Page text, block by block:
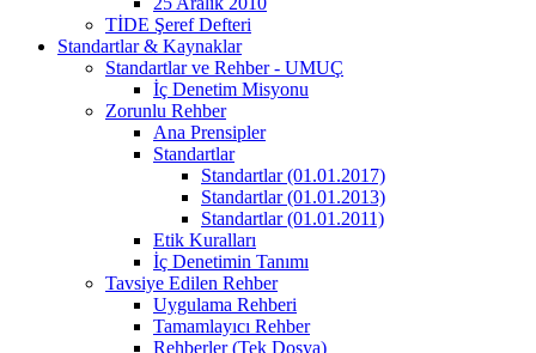
TİDE Şeref Defteri
Standartlar & Kaynaklar
Standartlar ve Rehber - UMUÇ
İç Denetim Misyonu
Zorunlu Rehber
Ana Prensipler
Standartlar
Standartlar (01.01.2017)
Standartlar (01.01.2013)
Standartlar (01.01.2011)
Etik Kuralları
İç Denetimin Tanımı
Tavsiye Edilen Rehber
Uygulama Rehberi
Tamamlayıcı Rehber
Rehberler (Tek Dosya)